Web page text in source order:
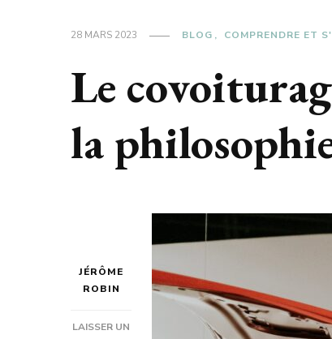
28 MARS 2023 BLOG COMPRENDRE ET
Le
la
JÉRÔME
ROBIN
LAISSER UN